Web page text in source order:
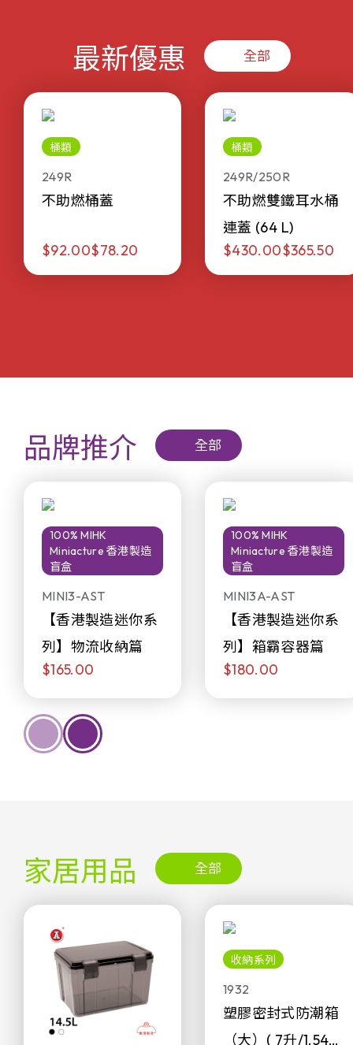
最新優惠 全部
桶類
249R
不助燃桶蓋
$92.00$78.20
桶類
249R/250R
不助燃雙鐵耳水桶
連蓋 (64 L)
$430.00$365.50
品牌推介 全部
100% MIHK
Miniacture 香港製造
盲盒
MINI3-AST
【香港製造迷你系
列】物流收納篇
$165.00
100% MIHK
Miniacture 香港製造
盲盒
MINI3A-AST
【香港製造迷你系
列】箱霸容器篇
$180.00
家居用品 全部
收納系列
1932
塑膠密封式防潮箱
（大）( 7升/1.54加